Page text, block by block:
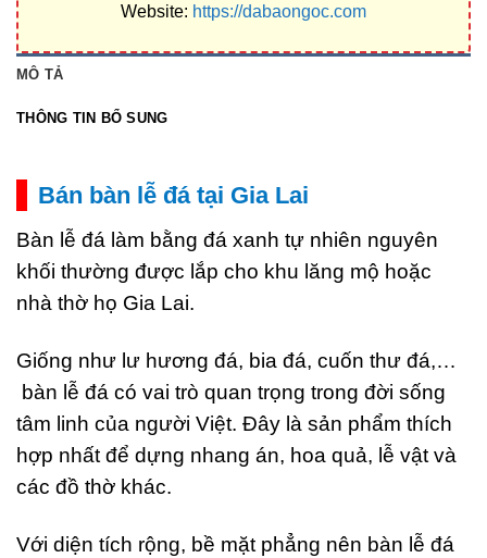
Website: https://dabaongoc.com
MÔ TẢ
THÔNG TIN BỔ SUNG
Bán bàn lễ đá tại Gia Lai
Bàn lễ đá làm bằng đá xanh tự nhiên nguyên
khối thường được lắp cho khu lăng mộ hoặc
nhà thờ họ Gia Lai.
Giống như lư hương đá, bia đá, cuốn thư đá,…
bàn lễ đá có vai trò quan trọng trong đời sống
tâm linh của người Việt. Đây là sản phẩm thích
hợp nhất để dựng nhang án, hoa quả, lễ vật và
các đồ thờ khác.
Với diện tích rộng, bề mặt phẳng nên bàn lễ đá